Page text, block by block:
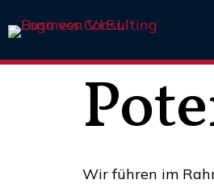
Wir führen im